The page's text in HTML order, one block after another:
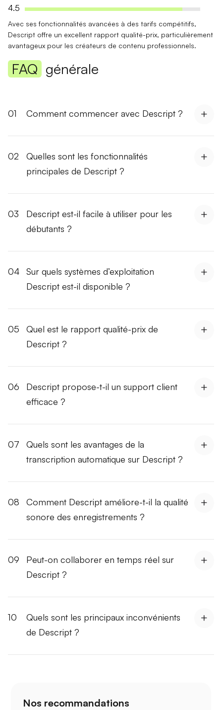
4.5
Avec ses fonctionnalités avancées à destarifs compétitifs,
Descript offre un excellent rapport qualité-prix, particulièrement
avantageux pour les créateurs de contenu professionnels.
FAQ générale
01 Comment commencer avec Descript ?
02
Quelles sont les fonctionnalités
principales de Descript ?
03
Descript est-il facile à utiliser pour les
débutants ?
04
Sur quels systèmes d’exploitation
Descript est-il disponible ?
05
Quel est le rapport qualité-prix de
Descript ?
06
Descript propose-t-il un support client
efficace ?
07
Quels sont les avantages de la
transcription automatique sur Descript ?
08
Comment Descript améliore-t-il la qualité
sonore des enregistrements ?
09
Peut-on collaborer en temps réel sur
Descript ?
10
Quels sont les principaux inconvénients
de Descript ?
Nos recommandations